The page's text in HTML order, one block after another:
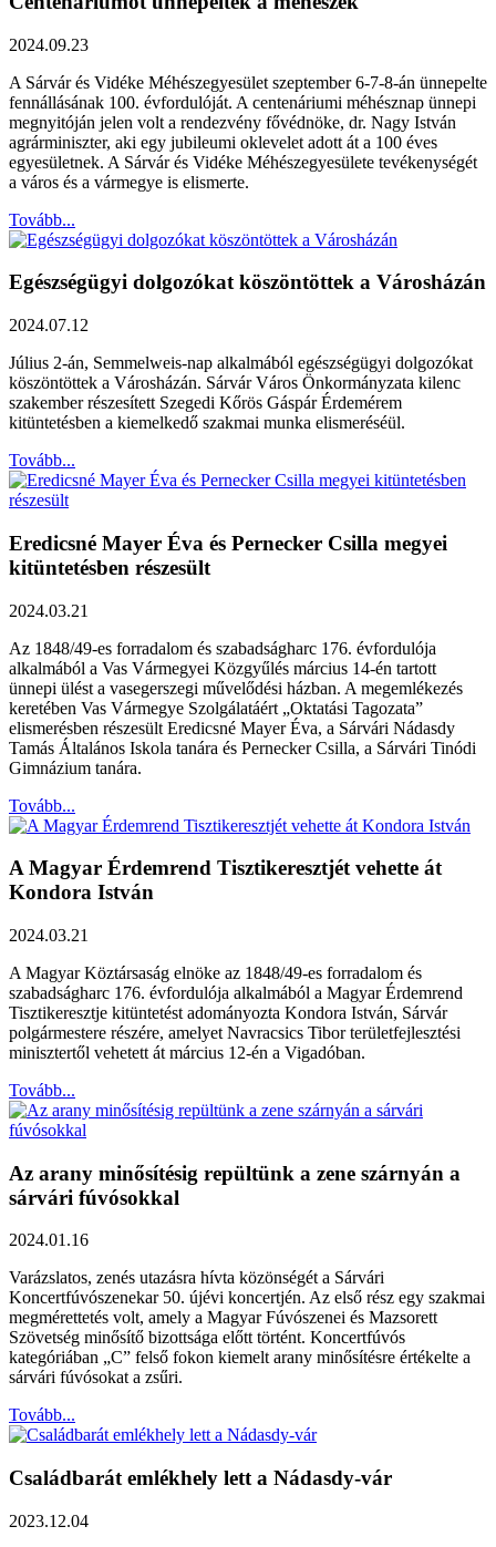
2024.09.23
A Sárvár és Vidéke Méhészegyesület szeptember 6-7-8-án ünnepelte
fennállásának 100. évfordulóját. A centenáriumi méhésznap ünnepi
megnyitóján jelen volt a rendezvény fővédnöke, dr. Nagy István
agrárminiszter, aki egy jubileumi oklevelet adott át a 100 éves
egyesületnek. A Sárvár és Vidéke Méhészegyesülete tevékenységét
a város és a vármegye is elismerte.
Tovább...
Egészségügyi dolgozókat köszöntöttek a Városházán
2024.07.12
Július 2-án, Semmelweis-nap alkalmából egészségügyi dolgozókat
köszöntöttek a Városházán. Sárvár Város Önkormányzata kilenc
szakember részesített Szegedi Kőrös Gáspár Érdemérem
kitüntetésben a kiemelkedő szakmai munka elismeréséül.
Tovább...
Eredicsné Mayer Éva és Pernecker Csilla megyei
kitüntetésben részesült
2024.03.21
Az 1848/49-es forradalom és szabadságharc 176. évfordulója
alkalmából a Vas Vármegyei Közgyűlés március 14-én tartott
ünnepi ülést a vasegerszegi művelődési házban. A megemlékezés
keretében Vas Vármegye Szolgálatáért „Oktatási Tagozata”
elismerésben részesült Eredicsné Mayer Éva, a Sárvári Nádasdy
Tamás Általános Iskola tanára és Pernecker Csilla, a Sárvári Tinódi
Gimnázium tanára.
Tovább...
A Magyar Érdemrend Tisztikeresztjét vehette át
Kondora István
2024.03.21
A Magyar Köztársaság elnöke az 1848/49-es forradalom és
szabadságharc 176. évfordulója alkalmából a Magyar Érdemrend
Tisztikeresztje kitüntetést adományozta Kondora István, Sárvár
polgármestere részére, amelyet Navracsics Tibor területfejlesztési
minisztertől vehetett át március 12-én a Vigadóban.
Tovább...
Az arany minősítésig repültünk a zene szárnyán a
sárvári fúvósokkal
2024.01.16
Varázslatos, zenés utazásra hívta közönségét a Sárvári
Koncertfúvószenekar 50. újévi koncertjén. Az első rész egy szakmai
megmérettetés volt, amely a Magyar Fúvószenei és Mazsorett
Szövetség minősítő bizottsága előtt történt. Koncertfúvós
kategóriában „C” felső fokon kiemelt arany minősítésre értékelte a
sárvári fúvósokat a zsűri.
Tovább...
Családbarát emlékhely lett a Nádasdy-vár
2023.12.04